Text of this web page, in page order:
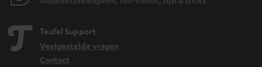
Teufel Support
Veelgestelde vragen
Contact